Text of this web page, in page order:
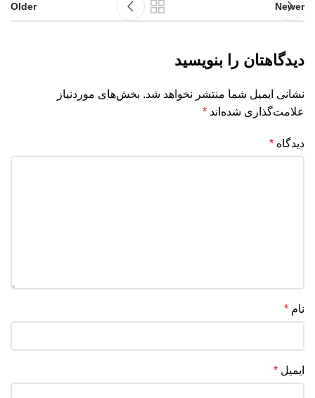
Newer
Older
دیدگاهتان را بنویسید
نشانی ایمیل شما منتشر نخواهد شد. بخش‌های موردنیاز
علامت‌گذاری شده‌اند *
دیدگاه *
نام *
ایمیل *